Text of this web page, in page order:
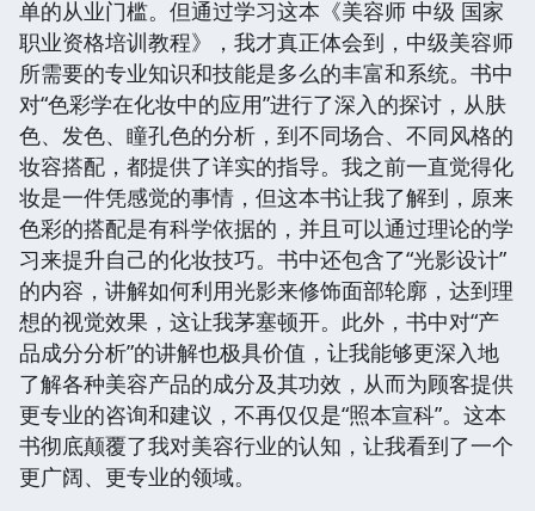
单的从业门槛。但通过学习这本《美容师 中级 国家
职业资格培训教程》，我才真正体会到，中级美容师
所需要的专业知识和技能是多么的丰富和系统。书中
对“色彩学在化妆中的应用”进行了深入的探讨，从肤
色、发色、瞳孔色的分析，到不同场合、不同风格的
妆容搭配，都提供了详实的指导。我之前一直觉得化
妆是一件凭感觉的事情，但这本书让我了解到，原来
色彩的搭配是有科学依据的，并且可以通过理论的学
习来提升自己的化妆技巧。书中还包含了“光影设计”
的内容，讲解如何利用光影来修饰面部轮廓，达到理
想的视觉效果，这让我茅塞顿开。此外，书中对“产
品成分分析”的讲解也极具价值，让我能够更深入地
了解各种美容产品的成分及其功效，从而为顾客提供
更专业的咨询和建议，不再仅仅是“照本宣科”。这本
书彻底颠覆了我对美容行业的认知，让我看到了一个
更广阔、更专业的领域。